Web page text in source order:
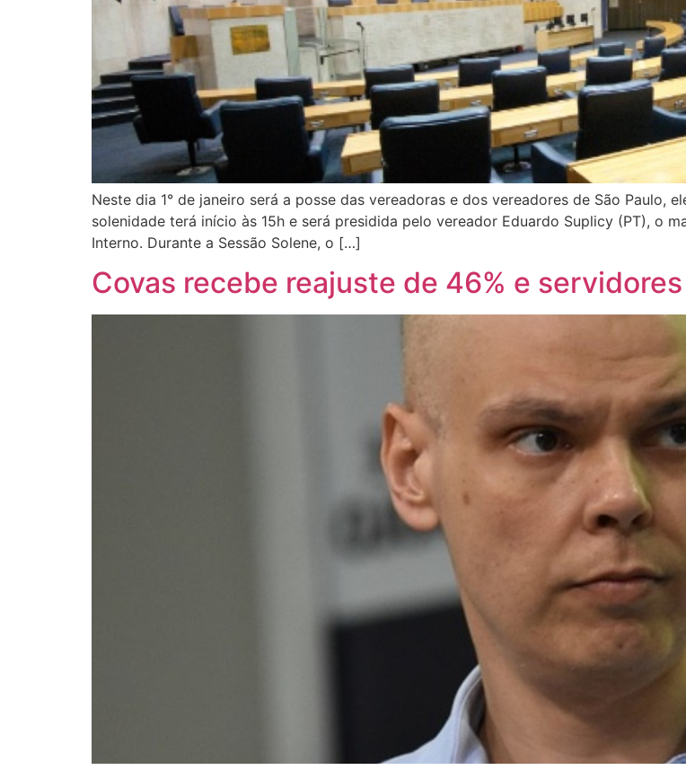
Neste dia 1° de janeiro será a posse das vereadoras e dos vereadores de São Paulo,
solenidade terá início às 15h e será presidida pelo vereador Eduardo Suplicy (PT), o
Interno. Durante a Sessão Solene, o […]
Covas recebe reajuste de 46% e